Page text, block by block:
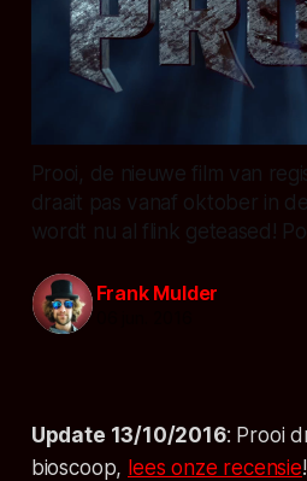
Prooi, de nieuwe film van
draait pas vanaf oktober in
wordt nu al flink geteased!
Frank Mulder
Update 13/10/2016: Prooi
bioscoop, lees onze recensie!